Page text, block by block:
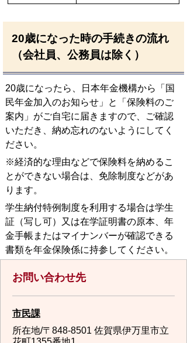
20歳になった時の手続きの流れ
（会社員、公務員は除く）
20歳になったら、日本年金機構から「国
民年金加入のお知らせ」と「保険料のご
案内」がご自宅に届きますので、ご確認
いただき、納め忘れのないようにしてく
ださい。
※経済的な理由などで保険料を納めるこ
とができない場合は、免除制度などがあ
ります。
学生納付特例制度を利用する場合は学生
証（写し可）又は在学証明書の原本、年
金手帳またはマイナンバーが確認できる
書類を年金保険係に持参してください。
お問い合わせ先
市民課
所在地/〒848-8501 佐賀県伊万里市立